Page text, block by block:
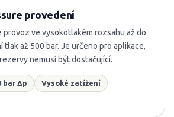
provedení
provoz ve vysokotlakém rozsahu až do
tlak až 500 bar. Je určeno pro aplikace,
nemusí být dostačující.
bar Δp Vysoké zatížení